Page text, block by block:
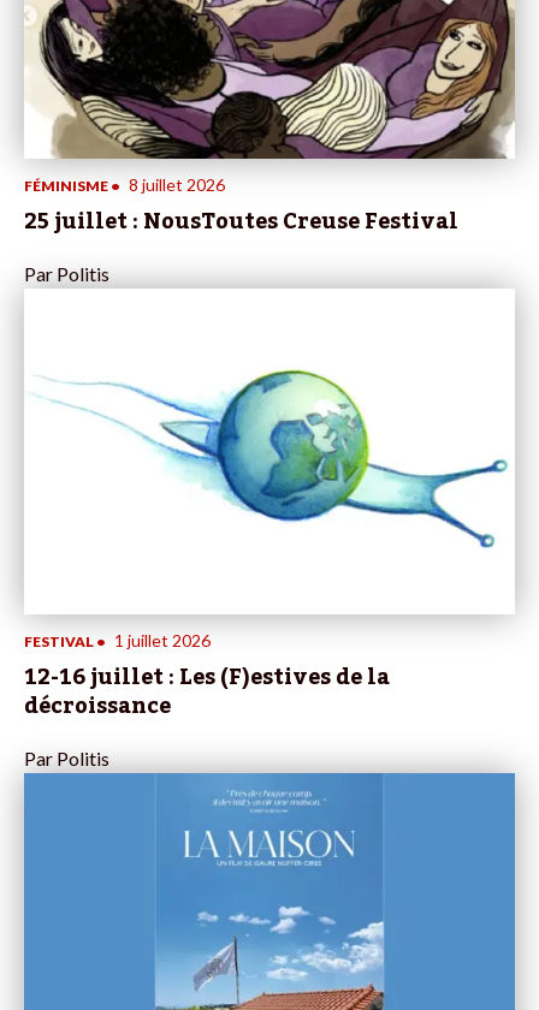
FÉMINISME • 8 juillet 2026
25 juillet : NousToutes Creuse Festival
Par Politis
FESTIVAL • 1 juillet 2026
12-16 juillet : Les (F)estives de la
décroissance
Par Politis